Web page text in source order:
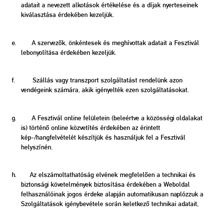
adatait a nevezett alkotások értékelése és a díjak nyerteseinek
kiválasztása érdekében kezeljük.
e. A szervezők, önkéntesek és meghívottak adatait a Fesztivál
lebonyolítása érdekében kezeljük.
f. Szállás vagy transzport szolgáltatást rendelünk azon
vendégeink számára, akik igényelték ezen szolgáltatásokat.
g. A Fesztivál online felületein (beleértve a közösségi oldalakat
is) történő online közvetítés érdekében az érintett
kép-/hangfelvételét készítjük és használjuk fel a Fesztivál
helyszínén.
h. Az elszámoltathatóság elvének megfelelően a technikai és
biztonsági követelmények biztosítása érdekében a Weboldal
felhasználóinak jogos érdeke alapján automatikusan naplózzuk a
Szolgáltatások igénybevétele során keletkező technikai adatait,